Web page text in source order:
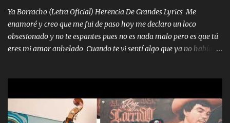
ofrece también peleam'os bien atentó el compa huicho la corta al
cinto y radios colgados cuando salimos del rancho carros
blindándos y bien equipados no somos gente de problemas pero
defendemos muy bien nuestra tierra buena sombra nos cobija y el
porque lo estimo y lo quiero ami lado vivi...
Ya Borracho (Letra Oficial) Herencia De Grandes Lyrics Me
enamoré y creo que me fui de paso hoy me declaro un loco
obsesionado y no te espantes pues no es nada malo pero es que tú
eres mi amor anhelado Cuando te vi sentí algo que ya no había
cariño de mi alma Que pa febrero vendré frente a ti con mis
preguntas y digas que sí hacernos novios y verte feliz y muy